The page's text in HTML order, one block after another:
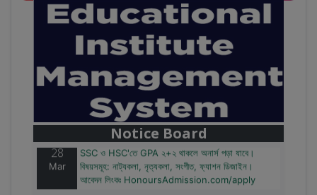
Notice Board
বাজেটের মধ্যে প্রাইভেট ইউনিভার্সিটিতে অনার্স পড়ার সুযোগ।
২০টির অধিক বিষয়, ৪ বছরে মোট খরচ ২ লক্ষ থেকে ৫ লক্ষ টাকা।
আবেদন লিংকঃ HonoursAdmission.com/apply
28
Mar
SSC ও HSC'তে GPA ২+২ থাকলে অনার্স পড়া যাবে।
বিষয়সমূহ: নাট্যকলা, নৃত্যকলা, সংগীত, ফ্যাশন ডিজাইন।
আবেদন লিংকঃ HonoursAdmission.com/apply